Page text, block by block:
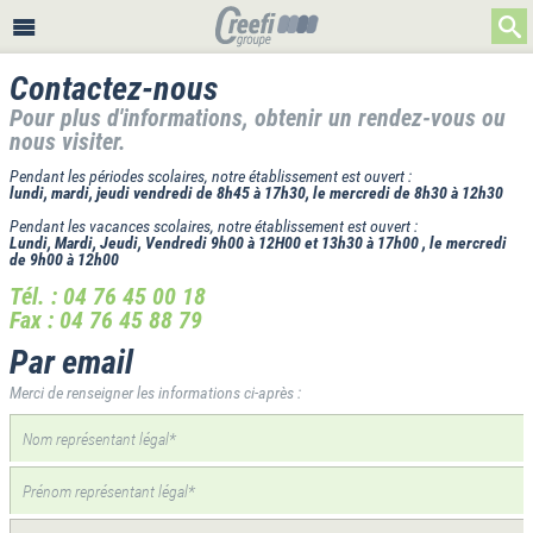
Contactez-nous
Pour plus d'informations, obtenir un rendez-vous ou
nous visiter.
Pendant les périodes scolaires, notre établissement est ouvert :
lundi, mardi, jeudi vendredi de 8h45 à 17h30, le mercredi de 8h30 à 12h30
Pendant les vacances scolaires, notre établissement est ouvert :
Lundi, Mardi, Jeudi, Vendredi 9h00 à 12H00 et 13h30 à 17h00 , le mercredi
de 9h00 à 12h00
Tél. : 04 76 45 00 18
Fax : 04 76 45 88 79
Par email
Merci de renseigner les informations ci-après :